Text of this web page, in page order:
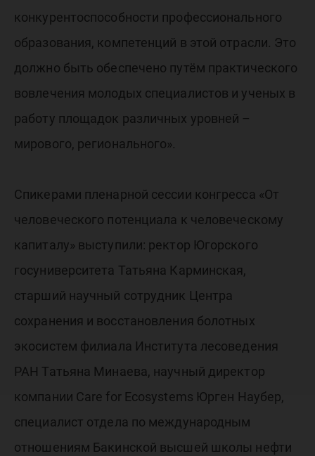
конкурентоспособности профессионального
образования, компетенций в этой отрасли. Это
должно быть обеспечено путём практического
вовлечения молодых специалистов и ученых в
работу площадок различных уровней –
мирового, регионального».
Спикерами пленарной сессии конгресса «От
человеческого потенциала к человеческому
капиталу» выступили: ректор Югорского
госуниверситета Татьяна Карминская,
старший научный сотрудник Центра
сохранения и восстановления болотных
экосистем филиала Института лесоведения
РАН Татьяна Минаева, научный директор
компании Care for Ecosystems Юрген Наубер,
специалист отдела по международным
отношениям Бакинской высшей школы нефти